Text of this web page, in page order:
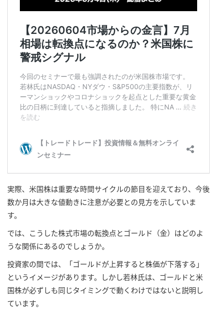
実際、米国株は重要な時間サイクルの節目を迎えており、今後
数か月は大きな値動きに注意が必要との見方を示していま
す。
では、こうした株式市場の転換点とゴールド（金）はどのよ
うな関係にあるのでしょうか。
投資家の間では、「ゴールドが上昇すると株価が下落する」
というイメージがあります。しかし若林氏は、ゴールドと米
国株が必ずしも同じタイミングで動くわけではないと説明し
ています。